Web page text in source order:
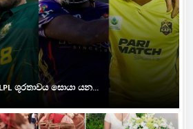
ශූරතාවය සොයා යන...